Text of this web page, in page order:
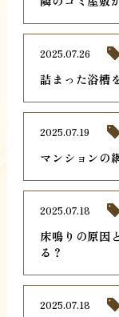
詰まった浴槽
2025.07.26
マンションの
2025.07.19
床鳴りの原因
る？
2025.07.18
2025.07.18